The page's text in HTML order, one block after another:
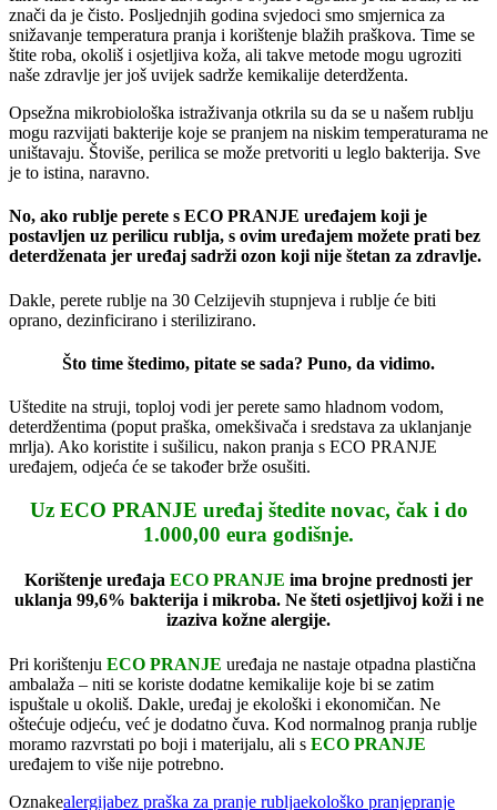
znači da je čisto. Posljednjih godina svjedoci smo smjernica za
snižavanje temperatura pranja i korištenje blažih praškova. Time se
štite roba, okoliš i osjetljiva koža, ali takve metode mogu ugroziti
naše zdravlje jer još uvijek sadrže kemikalije deterdženta.
Opsežna mikrobiološka istraživanja otkrila su da se u našem rublju
mogu razvijati bakterije koje se pranjem na niskim temperaturama ne
uništavaju. Štoviše, perilica se može pretvoriti u leglo bakterija. Sve
je to istina, naravno.
No, ako rublje perete s ECO PRANJE uređajem koji je
postavljen uz perilicu rublja, s ovim uređajem možete prati bez
deterdženata jer uređaj sadrži ozon koji nije štetan za zdravlje.
Dakle, perete rublje na 30 Celzijevih stupnjeva i rublje će biti
oprano, dezinficirano i sterilizirano.
Što time štedimo, pitate se sada? Puno, da vidimo.
Uštedite na struji, toploj vodi jer perete samo hladnom vodom,
deterdžentima (poput praška, omekšivača i sredstava za uklanjanje
mrlja). Ako koristite i sušilicu, nakon pranja s ECO PRANJE
uređajem, odjeća će se također brže osušiti.
Uz ECO PRANJE uređaj štedite novac, čak i do
1.000,00 eura godišnje.
Korištenje uređaja ECO PRANJE ima brojne prednosti jer
uklanja 99,6% bakterija i mikroba. Ne šteti osjetljivoj koži i ne
izaziva kožne alergije.
Pri korištenju ECO PRANJE uređaja ne nastaje otpadna plastična
ambalaža – niti se koriste dodatne kemikalije koje bi se zatim
ispuštale u okoliš. Dakle, uređaj je ekološki i ekonomičan. Ne
oštećuje odjeću, već je dodatno čuva. Kod normalnog pranja rublje
moramo razvrstati po boji i materijalu, ali s ECO PRANJE
uređajem to više nije potrebno.
Oznakealergijabez praška za pranje rubljaekološko pranjepranje